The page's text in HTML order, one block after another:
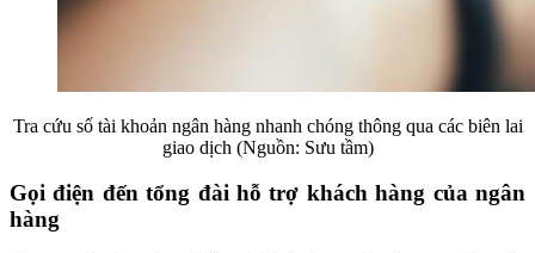
Tra cứu số tài khoản ngân hàng nhanh chóng thông qua các biên lai
giao dịch (Nguồn: Sưu tầm)
Gọi điện đến tổng đài hỗ trợ khách hàng của ngân
hàng